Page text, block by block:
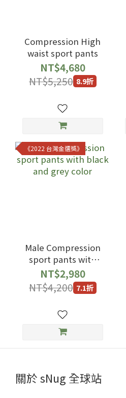
Compression High
waist sport pants
NT$4,680
NT$5,250 8.9折
《2022 台灣金選獎》
Male Compression
sport pants with
black and grey color
NT$2,980
NT$4,200 7.1折
關於 sNug 全球站